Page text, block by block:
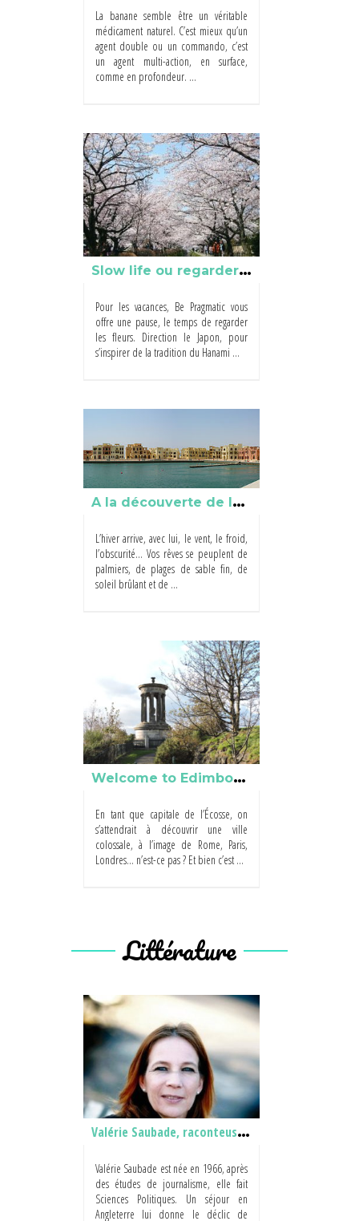
La banane semble être un véritable
médicament naturel. C’est mieux qu’un
agent double ou un commando, c’est
un agent multi-action, en surface,
comme en profondeur. ...
S
low life ou regarder les fleurs
Pour les vacances, Be Pragmatic vous
offre une pause, le temps de regarder
les fleurs. Direction le Japon, pour
s’inspirer de la tradition du Hanami ...
A
la découverte de la Jordanie
L’hiver arrive, avec lui, le vent, le froid,
l’obscurité… Vos rêves se peuplent de
palmiers, de plages de sable fin, de
soleil brûlant et de ...
W
elcome to Edimbourg !
En tant que capitale de l’Écosse, on
s’attendrait à découvrir une ville
colossale, à l’image de Rome, Paris,
Londres… n’est-ce pas ? Et bien c’est ...
Littérature
Valérie Saubade, raconteuse d’histoires
Valérie Saubade est née en 1966, après
des études de journalisme, elle fait
Sciences Politiques. Un séjour en
Angleterre lui donne le déclic de